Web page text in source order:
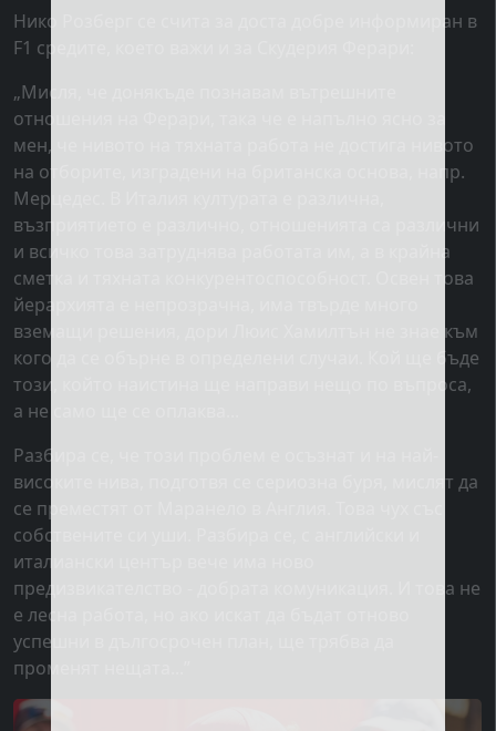
Нико Розберг се счита за доста добре информиран в
F1 средите, което важи и за Скудерия Ферари:
„Мисля, че донякъде познавам вътрешните
отношения на Ферари, така че е напълно ясно за
мен, че нивото на тяхната работа не достига нивото
на отборите, изградени на британска основа, напр.
Мерцедес. В Италия културата е различна,
възприятието е различно, отношенията са различни
и всичко това затруднява работата им, а в крайна
сметка и тяхната конкурентоспособност. Освен това
йерархията е непрозрачна, има твърде много
вземащи решения, дори Люис Хамилтън не знае към
кого да се обърне в определени случаи. Кой ще бъде
този, който наистина ще направи нещо по въпроса,
а не само ще се оплаква...
Разбира се, че този проблем е осъзнат и на най-
високите нива, подготвя се сериозна буря, мислят да
се преместят от Маранело в Англия. Това чух със
собствените си уши. Разбира се, с английски и
италиански център вече има ново
предизвикателство - добрата комуникация. И това не
е лесна работа, но ако искат да бъдат отново
успешни в дългосрочен план, ще трябва да
променят нещата...”